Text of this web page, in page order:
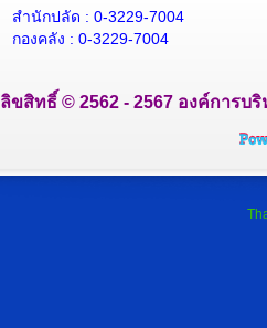
สำนักปลัด : 0-3229-7004
กองคลัง : 0-3229-7004
ลิขสิทธิ์ © 2562 - 2567 องค์การบ